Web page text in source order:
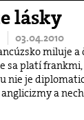
lásky
03.04.2010
miluje a
sa platí
nie je
a